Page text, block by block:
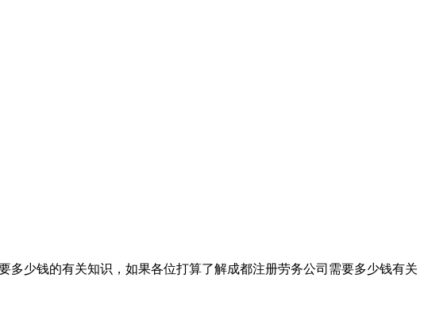
少钱的有关知识，如果各位打算了解成都注册劳务公司需要多少钱有关